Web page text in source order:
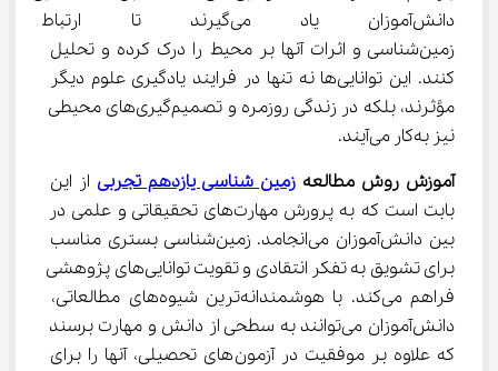
دانش‌آموزان یاد می‌گیرند تا
زمین‌شناسی و اثرات آنها بر محیط را درک کرده و تحلیل
کنند. این توانایی‌ها نه تنها در فرایند یادگیری علوم دیگر
مؤثرند، بلکه در زندگی روزمره و تصمیم‌گیری‌های محیطی
نیز به‌کار می‌آیند.
آموزش روش مطالعه زمین شناسی یازدهم تجربی از این
بابت است که به پرورش مهارت‌های تحقیقاتی و علمی در
بین دانش‌آموزان می‌انجامد. زمین‌شناسی بستری مناسب
برای تشویق به تفکر انتقادی و تقویت توانایی‌های پژوهشی
فراهم می‌کند. با هوشمندانه‌ترین شیوه‌های مطالعاتی،
دانش‌آموزان می‌توانند به سطحی از دانش و مهارت برسند
که علاوه بر موفقیت در آزمون‌های تحصیلی، آنها را برای